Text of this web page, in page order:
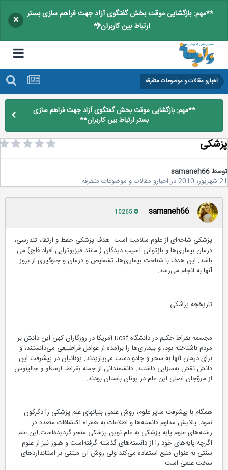
**مهم: بازگشایی موقت بخش گفتگوی آزاد جهت فراهم سازی بستر
ارتباط بین کاربران**
×
اخبارو مقالات و موضوعات متفرقه
**مهم: بازگشایی موقت بخش گفتگوی آزاد جهت فراهم سازی
بستر ارتباط بین کاربران**
samaneh66
دراخبارو مقالات و موضوعات متفرقه
samaneh66
پزشکی شاخه‌ای از علوم سلامت است. هدف پزشکی حفظ و ارتقاء تندرسی،
درمان بیماری‌ها و بازتوانی آسیب دیدگان ( مانند فیزیوتراپی افراد فلج) می
باشد. این هدف با شناخت بیماری‌ها، تشخیص و درمان و جلوگیری از بروز
آنها به انجام می‌رسد.
تاریخچه پزشکی
مجسمه بقراط حکیم در دانشگاه ucsf آمریکا.در روزگاران کهن این دانش بر
مردم ناشناخته بود، و بیماری‌ها را برآمده از عوامل فراطبیعی می‌دانستند، و
برای درمان آنها به سحر و جادو دست می‌یازیدند. یونانیان در پیشرفت این
دانش نقش به‌سزایی داشتند. دانشمندانی از جمله بقراط، ارسطو و جالینوس
از مروّجان اصلی این علم در یونان باستان بودند.
همگام با پیشرفت سایر علوم، روش علمی بنیانهای علم پزشکی را دگرگون
نمود. پالایش مداوم دانسته‌ها و اطلاعات به همراه اکتشافات متعدد در
رشته‌های علوم پایه پزشکی به علم نوین پزشکی منجر گردیده‌است.این علم
اگرچه پایه‌های خود را از دانسته‌های گذشته گرفته‌است و هنوز نیز از علوم
سنتی به عنوان منبع استفاده می‌کند ولی روش آن مبتنی بر استانداردهای
سخت علمی است.